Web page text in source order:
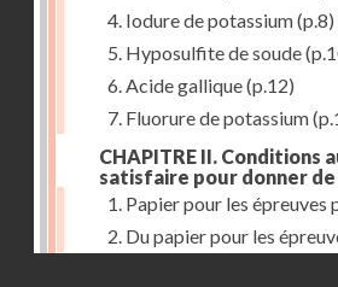
4. Iodure de potassium(p.8)
5. Hyposulfite de soude
6. Acide gallique(p.12)
7. Fluorure de potassium
CHAPITRE II.
satisfaire pour donner
1. Papier pour les épreuves
2. Du papier pour les